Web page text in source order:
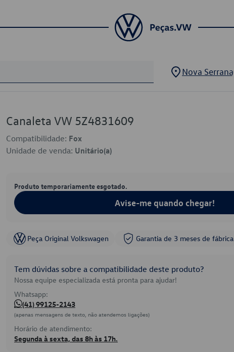
Nova Serrana
Canaleta VW 5Z4831609
Compatibilidade: Fox
Unidade de venda: Unitário(a)
Produto temporariamente esgotado.
Avise-me quando chegar!
Peça Original Volkswagen Garantia de 3 meses de fábrica
Tem dúvidas sobre a compatibilidade deste produto?
Nossa equipe especializada está pronta para ajudar!
Whatsapp:
(41) 99125-2143
(apenas mensagens de texto, não atendemos ligações)
Horário de atendimento:
Segunda à sexta, das 8h às 17h.